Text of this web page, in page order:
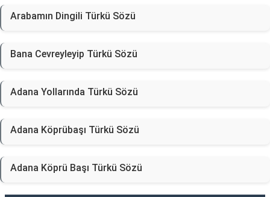
Arabamın Dingili Türkü Sözü
Bana Cevreyleyip Türkü Sözü
Adana Yollarında Türkü Sözü
Adana Köprübaşı Türkü Sözü
Adana Köprü Başı Türkü Sözü